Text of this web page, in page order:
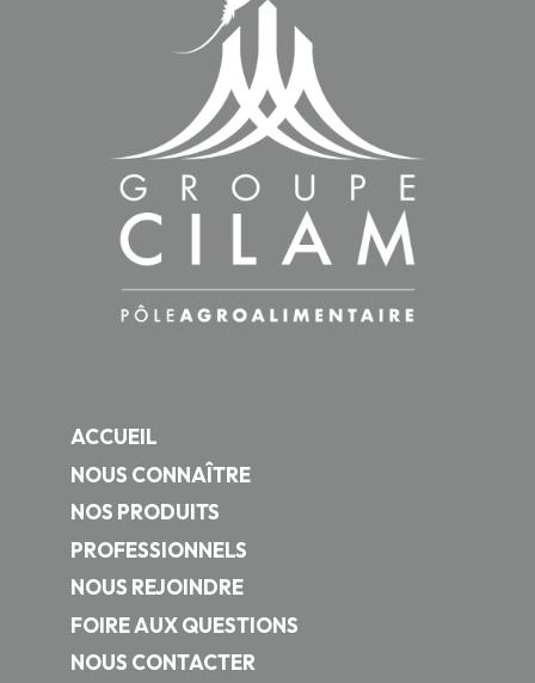
ACCUEIL
NOUS CONNAÎTRE
NOS PRODUITS
PROFESSIONNELS
NOUS REJOINDRE
FOIRE AUX QUESTIONS
NOUS CONTACTER